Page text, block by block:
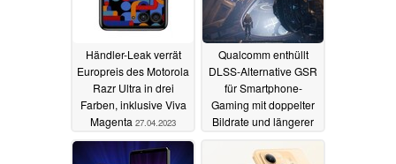
Händler-Leak verrät
Europreis des Motorola
Razr Ultra in drei
Farben, inklusive Viva
Magenta 27.04.2023
Qualcomm enthüllt
DLSS-Alternative GSR
für Smartphone-
Gaming mit doppelter
Bildrate und längerer